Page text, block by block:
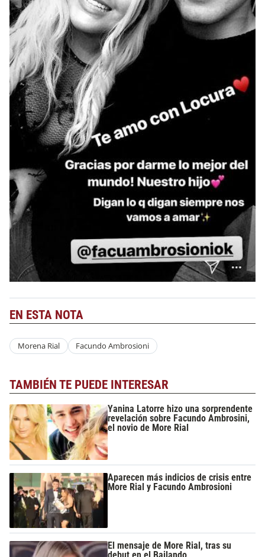
EN ESTA NOTA
Morena Rial Facundo Ambrosioni
TAMBIÉN TE PUEDE INTERESAR
Yanina Latorre hizo una sorprendente
revelación sobre Facundo Ambrosini,
el novio de More Rial
Aparecen más indicios de crisis entre
More Rial y Facundo Ambrosioni
El mensaje de More Rial, tras su